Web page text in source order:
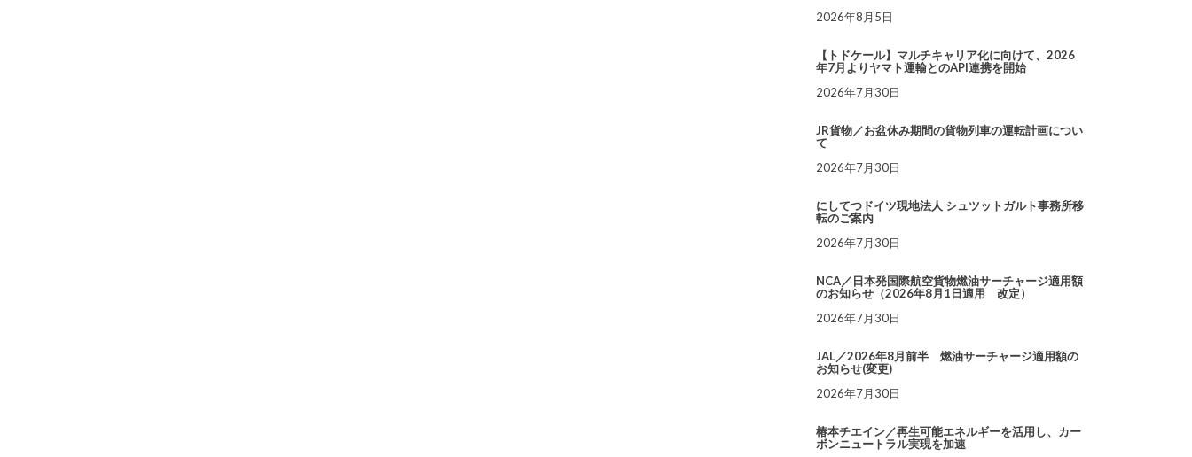
2026年8月5日
【トドケール】マルチキャリア化に向けて、2026
年7月よりヤマト運輸とのAPI連携を開始
2026年7月30日
JR貨物／お盆休み期間の貨物列車の運転計画につい
て
2026年7月30日
にしてつドイツ現地法人 シュツットガルト事務所移
転のご案内
2026年7月30日
NCA／日本発国際航空貨物燃油サーチャージ適用額
のお知らせ（2026年8月1日適用 改定）
2026年7月30日
JAL／2026年8月前半 燃油サーチャージ適用額の
お知らせ(変更)
2026年7月30日
椿本チエイン／再生可能エネルギーを活用し、カー
ボンニュートラル実現を加速